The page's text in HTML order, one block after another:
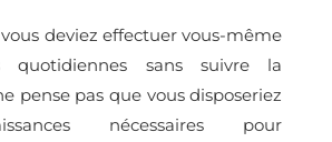
deviez effectuer vous-même
quotidiennes sans suivre la
pense pas que vous disposeriez
nécessaires pour